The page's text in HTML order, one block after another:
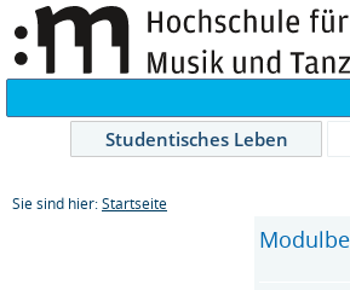
Studentisches Leben
Sie sind hier: Startseite